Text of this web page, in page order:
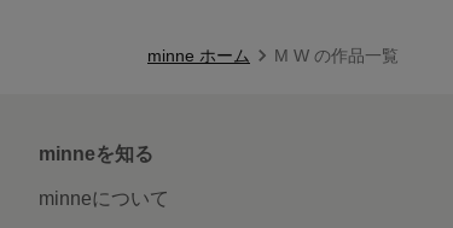
minne ホーム M W の作品一覧
minneを知る
minneについて